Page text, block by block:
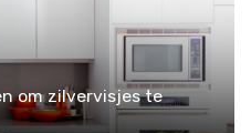
om zilvervisjes te